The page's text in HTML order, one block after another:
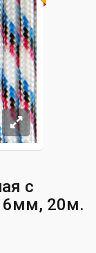
с
6мм, 20м.